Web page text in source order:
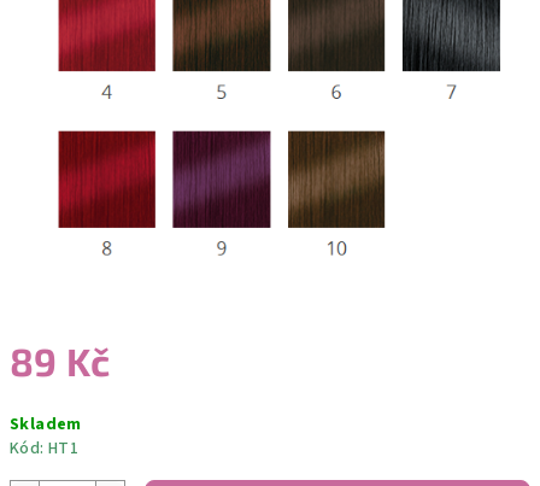
89 Kč
cena:
Skladem
Kód: HT1